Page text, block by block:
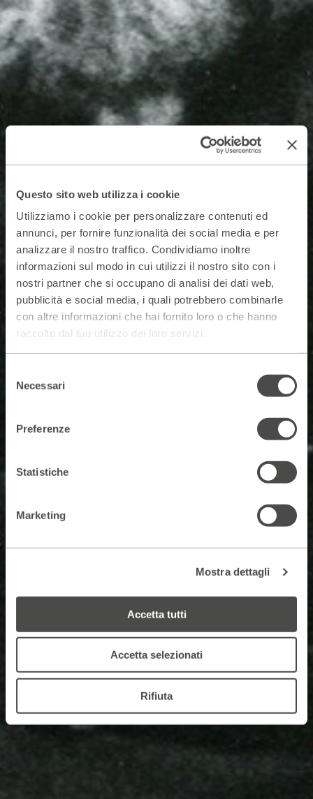
Questo sito web utilizza i cookie
Utilizziamo i cookie per personalizzare contenuti ed
annunci, per fornire funzionalità dei social media e per
analizzare il nostro traffico. Condividiamo inoltre
informazioni sul modo in cui utilizzi il nostro sito con i
nostri partner che si occupano di analisi dei dati web,
pubblicità e social media, i quali potrebbero combinarle
con altre informazioni che hai fornito loro o che hanno
raccolto dal tuo utilizzo dei loro servizi.
delNecessari
Preferenze
Statistiche
Marketing
Mostra dettagli
Accetta tutti
Accetta selezionati
Rifiuta